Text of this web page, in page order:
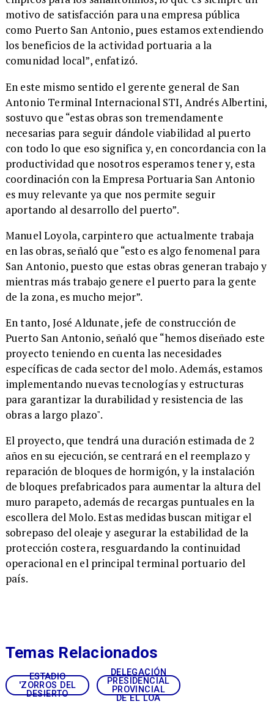
motivo de satisfacción para una empresa pública
como Puerto San Antonio, pues estamos extendiendo
los beneficios de la actividad portuaria a la
comunidad local”, enfatizó.
​En este mismo sentido el gerente general de San
Antonio Terminal Internacional STI, Andrés Albertini,
sostuvo que “estas obras son tremendamente
necesarias para seguir dándole viabilidad al puerto
con todo lo que eso significa y, en concordancia con la
productividad que nosotros esperamos tener y, esta
coordinación con la Empresa Portuaria San Antonio
es muy relevante ya que nos permite seguir
aportando al desarrollo del puerto”.
​Manuel Loyola, carpintero que actualmente trabaja
en las obras, señaló que “esto es algo fenomenal para
San Antonio, puesto que estas obras generan trabajo y
mientras más trabajo genere el puerto para la gente
de la zona, es mucho mejor”.
​En tanto, José Aldunate, jefe de construcción de
Puerto San Antonio, señaló que “hemos diseñado este
proyecto teniendo en cuenta las necesidades
específicas de cada sector del molo. Además, estamos
implementando nuevas tecnologías y estructuras
para garantizar la durabilidad y resistencia de las
obras a largo plazo".
​El proyecto, que tendrá una duración estimada de 2
años en su ejecución, se centrará en el reemplazo y
reparación de bloques de hormigón, y la instalación
de bloques prefabricados para aumentar la altura del
muro parapeto, además de recargas puntuales en la
escollera del Molo. Estas medidas buscan mitigar el
sobrepaso del oleaje y asegurar la estabilidad de la
protección costera, resguardando la continuidad
operacional en el principal terminal portuario del
país.
ESTADIO
'ZORROS DEL
DESIERTO
DELEGACIÓN
PRESIDENCIAL
PROVINCIAL
DE EL LOA
Temas Relacionados